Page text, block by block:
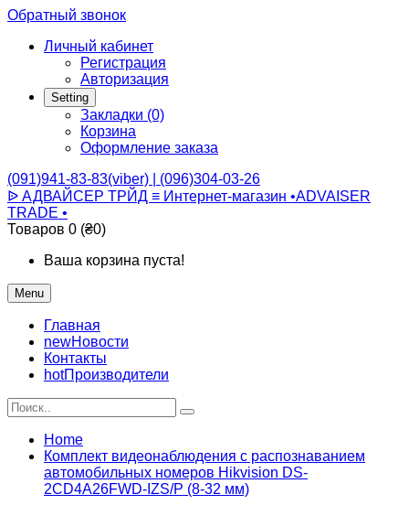
Обратный звонок
Личный кабинет
Регистрация
Авторизация
Setting
Закладки (0)
Корзина
Оформление заказа
(091)941-83-83(viber) | (096)304-03-26
ᐉ АДВАЙСЕР ТРЙД ≡ Интернет-магазин •ADVAISER
TRADE •
Товаров 0 (₴0)
Ваша корзина пуста!
Menu
Главная
newНовости
Контакты
hotПроизводители
Home
Комплект видеонаблюдения с распознаванием
автомобильных номеров Hikvision DS-
2CD4A26FWD-IZS/P (8-32 мм)